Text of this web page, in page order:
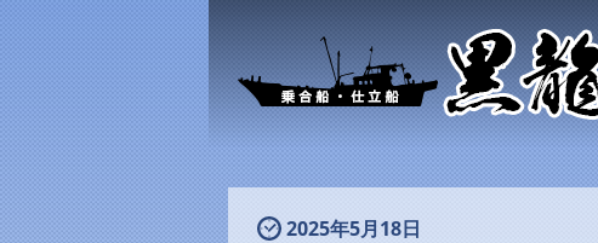
2025年5月18日